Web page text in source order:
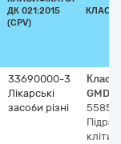
ДК 021:2015
(CPV)
33690000-3
Лікарські
засоби різні
55855